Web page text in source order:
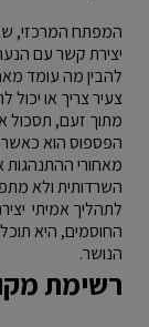
המפתח המרכזי,
יצירת קשר עם
להבין מה עומד
צעיר צריך או
מתוך זעם, תסכול
הפספוס הוא
מאחורי
השרדותית ולא
לתהליך אמיתי
החוסמים, היא
הנושר.
רשימת